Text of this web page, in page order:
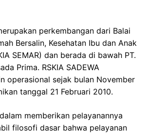
perkembangan dari Balai
Bersalin, Kesehatan Ibu dan Anak
SEMAR) dan berada di bawah PT.
Prima. RSKIA SADEWA
operasional sejak bulan November
tanggal 21 Februari 2010.
memberikan pelayanannya
filosofi dasar bahwa pelayanan